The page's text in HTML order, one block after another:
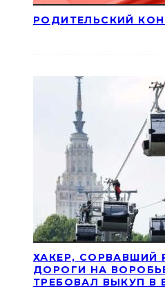
РОДИТЕЛЬСКИЙ
ХАКЕР, СОРВАВШИЙ
ДОРОГИ НА
ТРЕБОВАЛ ВЫКУП В